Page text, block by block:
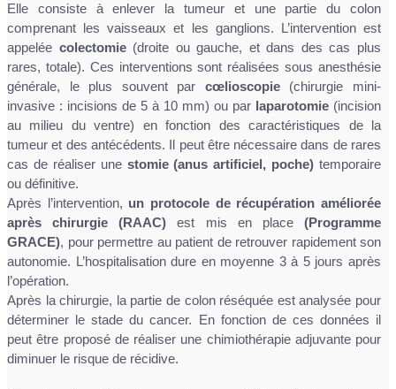
Elle consiste à enlever la tumeur et une partie du colon
comprenant les vaisseaux et les ganglions. L’intervention est
appelée colectomie(droite ou gauche, et dans des cas plus
rares, totale). Ces interventions sont réalisées sous anesthésie
générale, le plus souvent par cœlioscopie(chirurgie mini-
invasive : incisions de 5 à 10 mm) ou par laparotomie (incision
au milieu du ventre) en fonction des caractéristiques de la
tumeur et des antécédents. Il peut être nécessaire dans de rares
cas de réaliser une stomie (anus artificiel, poche) temporaire
ou définitive.
Après l’intervention, un protocole de récupération améliorée
après chirurgie (RAAC) est mis en place(Programme
GRACE), pour permettre au patient de retrouver rapidement son
autonomie. L’hospitalisation dure en moyenne 3 à 5 jours après
l’opération.
Après la chirurgie, la partie de colon réséquée est analysée pour
déterminer le stade du cancer. En fonction de ces données il
peut être proposé de réaliser une chimiothérapie adjuvante pour
diminuer le risque de récidive.